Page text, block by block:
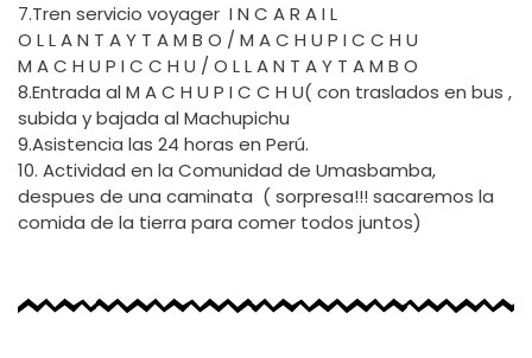
7.Tren servicio voyager I N C A R A I L
O L L A N T A Y T A M B O / M A C H U P I C C H U
M A C H U P I C C H U / O L L A N T A Y T A M B O
8.Entrada al M A C H U P I C C H U( con traslados en bus ,
subida y bajada al Machupichu
9.Asistencia las 24 horas en Perú.
10. Actividad en la Comunidad de Umasbamba,
despues de una caminata ( sorpresa!!! sacaremos la
comida de la tierra para comer todos juntos)